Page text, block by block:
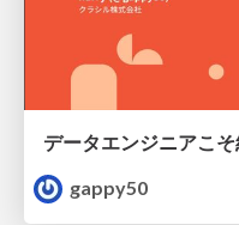
gappy50